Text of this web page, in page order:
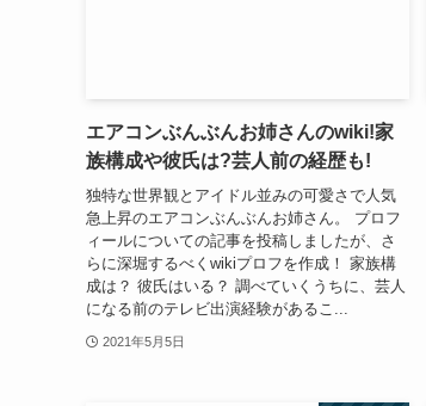
エアコンぶんぶんお姉さんのwiki!家
族構成や彼氏は?芸人前の経歴も!
独特な世界観とアイドル並みの可愛さで人気
急上昇のエアコンぶんぶんお姉さん。 プロフ
ィールについての記事を投稿しましたが、さ
らに深堀するべくwikiプロフを作成！ 家族構
成は？ 彼氏はいる？ 調べていくうちに、芸人
になる前のテレビ出演経験があるこ...
2021年5月5日